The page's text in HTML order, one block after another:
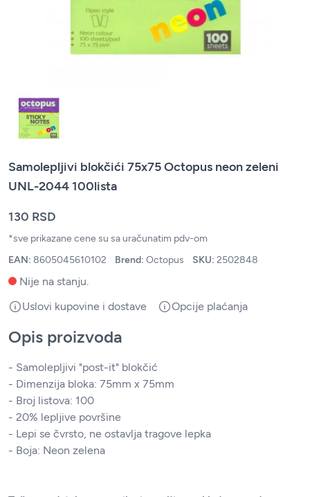
Samolepljivi blokčići 75x75 Octopus neon zeleni
UNL-2044 100lista
130 RSD
*sve prikazane cene su sa uračunatim pdv-om
EAN: 8605045610102 Brend: Octopus SKU: 2502848
Nije na stanju.
Uslovi kupovine i dostave
Opcije plaćanja
Opis proizvoda
- Samolepljivi "post-it" blokčić
- Dimenzija bloka: 75mm x 75mm
- Broj listova: 100
- 20% lepljive površine
- Lepi se čvrsto, ne ostavlja tragove lepka
- Boja: Neon zelena